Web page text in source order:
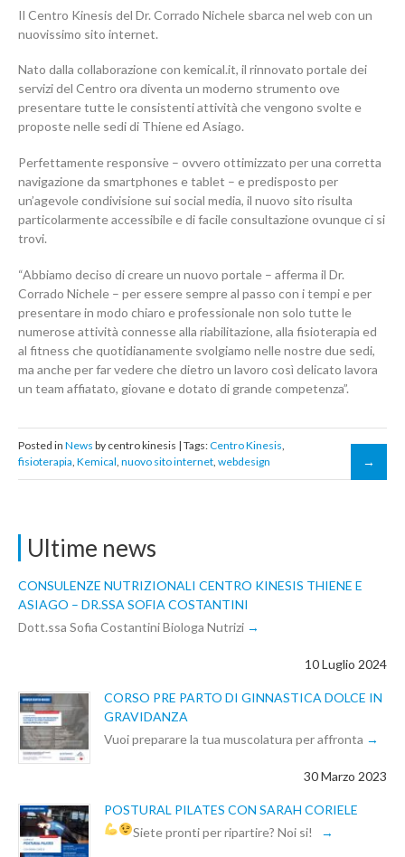
Ultime news
CONSULENZE NUTRIZIONALI CENTRO KINESIS THIENE E
ASIAGO – DR.SSA SOFIA COSTANTINI
Dott.ssa Sofia Costantini Biologa Nutrizi
10 Luglio 2024
CORSO PRE PARTO DI GINNASTICA DOLCE IN
GRAVIDANZA
Vuoi preparare la tua muscolatura per affronta
30 Marzo 2023
POSTURAL PILATES CON SARAH CORIELE
Siete pronti per ripartire? Noi si!
Il Centro Kinesis del Dr. Corrado Nichele sbarca nel web con un
nuovissimo sito internet.
Nato dalla collaborazione con kemical.it, il rinnovato portale dei
servizi del Centro ora diventa un moderno strumento ove
presentare tutte le consistenti attività che vengono svolte e
proposte nelle sedi di Thiene ed Asiago.
Perfettamente responsive – ovvero ottimizzato per una corretta
navigazione da smartphones e tablet – e predisposto per
un’agevole condivisione sui social media, il nuovo sito risulta
particolarmente accessibile e di facile consultazione ovunque ci si
trovi.
“Abbiamo deciso di creare un nuovo portale – afferma il Dr.
Corrado Nichele – per essere sempre al passo con i tempi e per
presentare in modo chiaro e professionale non solo tutte le
numerose attività connesse alla riabilitazione, alla fisioterapia ed
al fitness che quotidianamente svolgiamo nelle nostre due sedi,
ma anche per far vedere che dietro un lavoro così delicato lavora
un team affiatato, giovane e dotato di grande competenza”.
Posted in News by centro kinesis | Tags:Centro Kinesis,
fisioterapia, Kemical, nuovo sito internet, webdesign